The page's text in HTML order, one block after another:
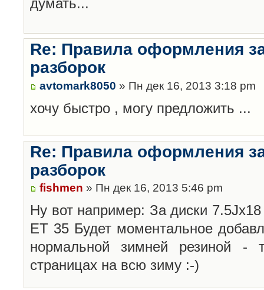
Re: Правила оформления
разборок
avtomark8050 » Пн дек 16, 2013 3:18 pm
хочу быстро , могу предложить ...
Re: Правила оформления
разборок
fishmen » Пн дек 16, 2013 5:46 pm
Ну вот например: За диски
ET 35 Будет моментальное
нормальной зимней резиной
страницах на всю зиму :-)